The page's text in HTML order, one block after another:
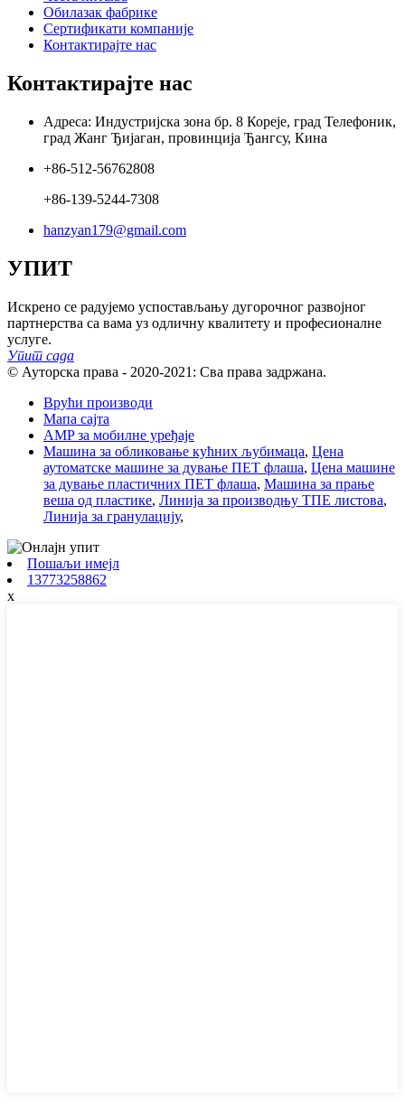
Обилазак фабрике
Сертификати компаније
Контактирајте нас
Контактирајте нас
Адреса: Индустријска зона бр. 8 Кореје, град Телефоник,
град Жанг Ђијаган, провинција Ђангсу, Кина
+86-512-56762808
+86-139-5244-7308
hanzyan179@gmail.com
УПИТ
Искрено се радујемо успостављању дугорочног развојног
партнерства са вама уз одличну квалитету и професионалне
услуге.
Упит сада
© Ауторска права - 2020-2021: Сва права задржана.
Врући производи
Мапа сајта
AMP за мобилне уређаје
Машина за обликовање кућних љубимаца, Цена
аутоматске машине за дување ПЕТ флаша, Цена машине
за дување пластичних ПЕТ флаша, Машина за прање
веша од пластике, Линија за производњу ТПЕ листова,
Линија за гранулацију,
Пошаљи имејл
13773258862
x